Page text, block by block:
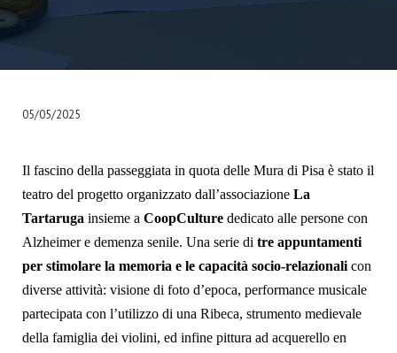
05/05/2025
Il fascino della passeggiata in quota delle Mura di Pisa è stato il
teatro del progetto organizzato dall’associazione La
Tartaruga insieme a CoopCulture dedicato alle persone con
Alzheimer e demenza senile. Una serie di tre appuntamenti
per stimolare la memoria e le capacità socio-relazionali con
diverse attività: visione di foto d’epoca, performance musicale
partecipata con l’utilizzo di una Ribeca, strumento medievale
della famiglia dei violini, ed infine pittura ad acquerello en